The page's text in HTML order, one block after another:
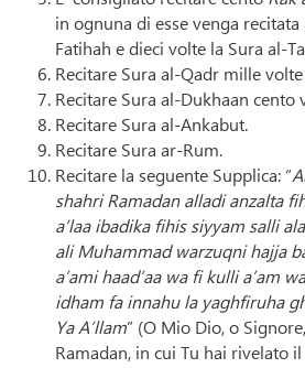
in ognuna di esse venga
Fatihah e dieci volte la Sura al-
Recitare Sura al-Qadr mille volte
Recitare Sura al-Dukhaan cento
Recitare Sura al-Ankabut.
Recitare Sura ar-Rum.
Recitare la seguente Supplica: “
shahri Ramadan alladi anzalta
a’laa ibadika fihis siyyam salli
ali Muhammad warzuqni hajja
a’ami haad’aa wa fi kulli a’am
idham fa innahu la yaghfiruha
Ya A’llam” (O Mio Dio, o
Ramadan, in cui Tu hai rivelato